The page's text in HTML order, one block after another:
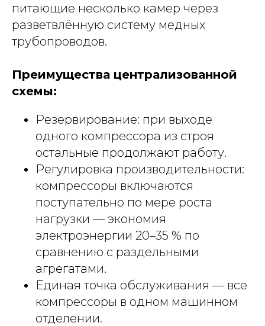
питающие несколько камер через
разветвлённую систему медных
трубопроводов.
Преимущества централизованной
схемы:
Резервирование: при выходе
одного компрессора из строя
остальные продолжают работу.
Регулировка производительности:
компрессоры включаются
поступательно по мере роста
нагрузки — экономия
электроэнергии 20–35 % по
сравнению с раздельными
агрегатами.
Единая точка обслуживания — все
компрессоры в одном машинном
отделении.